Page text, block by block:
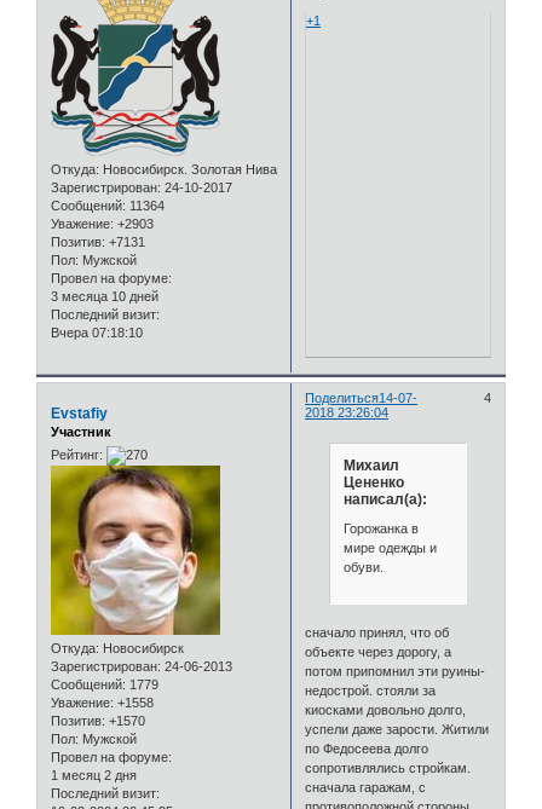
Откуда: Новосибирск. Золотая Нива
Зарегистрирован: 24-10-2017
Сообщений: 11364
Уважение: +2903
Позитив: +7131
Пол: Мужской
Провел на форуме:
3 месяца 10 дней
Последний визит:
Вчера 07:18:10
+1
Поделиться 4
14-07-
2018 23:26:04
Evstafiy
Участник
Рейтинг:
Откуда: Новосибирск
Зарегистрирован: 24-06-2013
Сообщений: 1779
Уважение: +1558
Позитив: +1570
Пол: Мужской
Провел на форуме:
1 месяц 2 дня
Последний визит:
Михаил
Цененко
написал(а):
Горожанка в
мире одежды и
обуви.
сначало принял, что об
объекте через дорогу, а
потом припомнил эти руины-
недострой. стояли за
киосками довольно долго,
успели даже зарости. Житили
по Федосеева долго
сопротивлялись стройкам.
сначала гаражам, с